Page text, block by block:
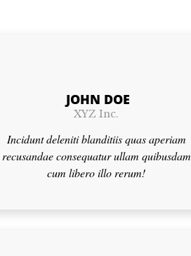
JOHN DOE
XYZ Inc.
Incidunt deleniti blanditiis quas aperiam
recusandae consequatur ullam quibusdam
cum libero illo rerum!